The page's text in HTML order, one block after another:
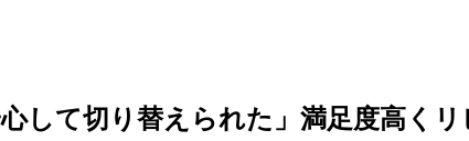
心して切り替えられた」満足度高く